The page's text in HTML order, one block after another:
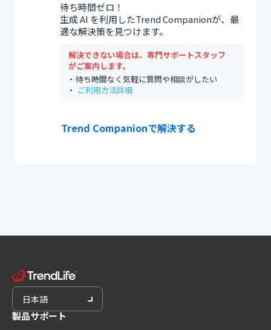
待ち時間ゼロ！
生成 AI を利用したTrend Companionが、最
適な解決策を見つけます。
解決できない場合は、専門サポートスタッフ
がご案内します。
待ち時間なく気軽に質問や相談がしたい
ご利用方法詳細
Trend Companionで解決する
日本語
製品サポート